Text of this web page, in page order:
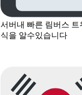
서버내 빠른 림버스 트
식을 알수있습니다